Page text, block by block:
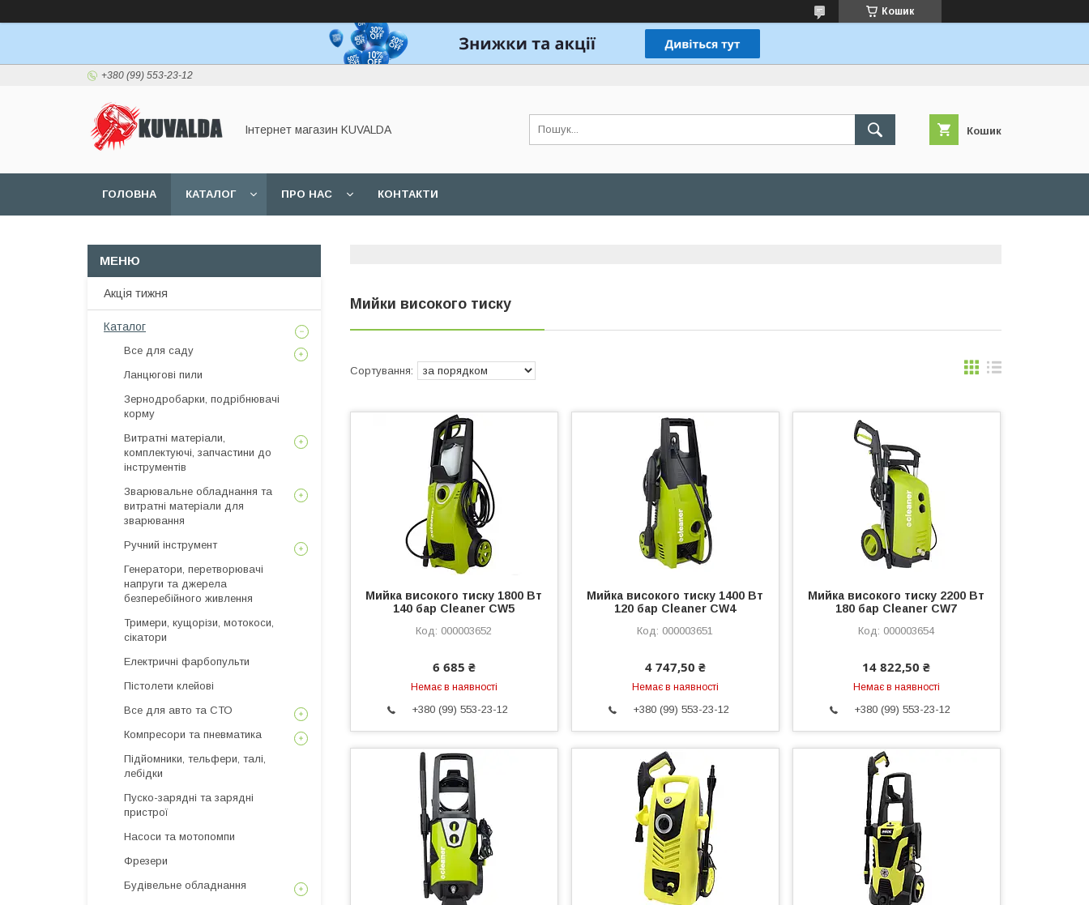
Кошик
+380 (99) 553-23-12
Інтернет магазин KUVALDA Кошик
ГОЛОВНА КАТАЛОГ ПРО НАС КОНТАКТИ
Мийки високого тиску
Мийка високого тиску 1800 Вт
140 бар Cleaner CW5
000003652
6 685 ₴
Немає в наявності
+380 (99) 553-23-12
Мийка високого тиску 1400 Вт
120 бар Cleaner CW4
000003651
4 747,50 ₴
Немає в наявності
+380 (99) 553-23-12
Мийка високого тиску 2200 Вт
180 бар Cleaner CW7
000003654
14 822,50 ₴
Немає в наявності
+380 (99) 553-23-12
Акція тижня
Каталог
Все для саду
Ланцюгові пили
Зернодробарки, подрібнювачі
корму
Витратні матеріали,
комплектуючі, запчастини до
інструментів
Зварювальне обладнання та
витратні матеріали для
зварювання
Ручний інструмент
Генератори, перетворювачі
напруги та джерела
безперебійного живлення
Тримери, кущорізи, мотокоси,
сікатори
Електричні фарбопульти
Пістолети клейові
Все для авто та СТО
Компресори та пневматика
Підйомники, тельфери, талі,
лебідки
Пуско-зарядні та зарядні
пристрої
Насоси та мотопомпи
Фрезери
Будівельне обладнання